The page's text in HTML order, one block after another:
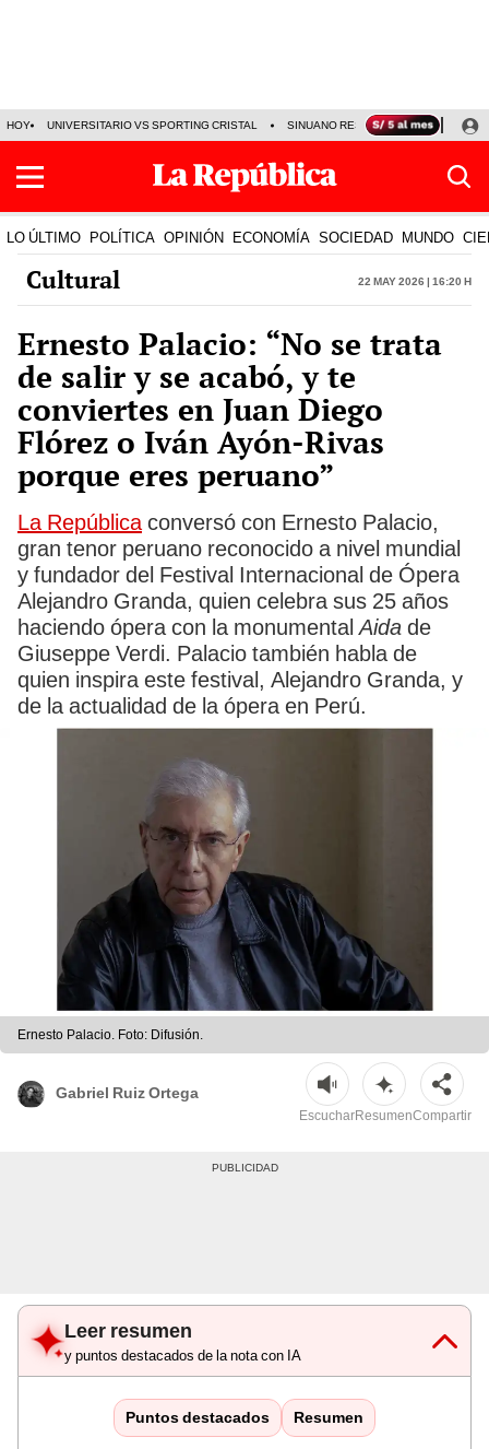
HOY UNIVERSITARIO VS SPORTING CRISTAL SINUANO RESULTADOS HOY
LO ÚLTIMO POLÍTICA OPINIÓN ECONOMÍA SOCIEDAD MUNDO
Cultural 22 May 2026 | 16:20 h
Ernesto Palacio: “No se trata
de salir y se acabó, y te
conviertes en Juan Diego
Flórez o Iván Ayón-Rivas
porque eres peruano”
La Repúblicaconversó con Ernesto Palacio,
gran tenor peruano reconocido a nivel mundial
y fundador del Festival Internacional de Ópera
Alejandro Granda, quien celebra sus 25 años
haciendo ópera con la monumentalAida de
Giuseppe Verdi. Palacio también habla de
quien inspira este festival, Alejandro Granda, y
de la actualidad de la ópera en Perú.
Ernesto Palacio. Foto: Difusión.
Gabriel Ruiz Ortega
EscucharResumenCompartir
Leer resumen
y puntos destacados de la nota con IA
Puntos destacados Resumen